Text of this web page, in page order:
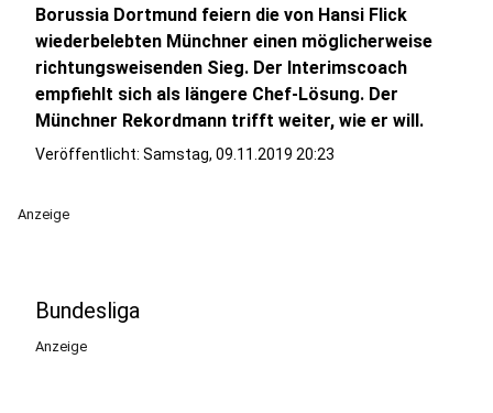
Borussia Dortmund feiern die von Hansi Flick
wiederbelebten Münchner einen möglicherweise
richtungsweisenden Sieg. Der Interimscoach
empfiehlt sich als längere Chef-Lösung. Der
Münchner Rekordmann trifft weiter, wie er will.
Veröffentlicht: Samstag, 09.11.2019 20:23
Anzeige
Bundesliga
Anzeige